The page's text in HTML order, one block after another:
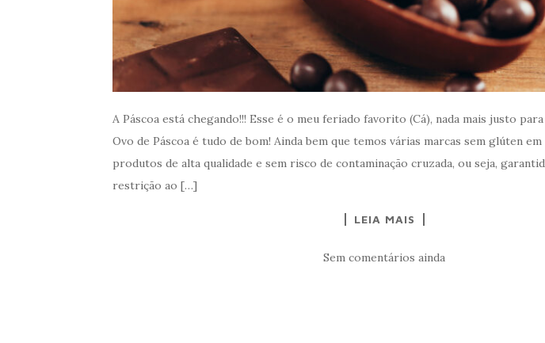
A Páscoa está chegando!!! Esse é o meu feriado favorito (Cá), nada mais justo
Ovo de Páscoa é tudo de bom! Ainda bem que temos várias marcas sem glúten
produtos de alta qualidade e sem risco de contaminação cruzada, ou seja,
restrição ao […]
LEIA MAIS
Sem comentários ainda